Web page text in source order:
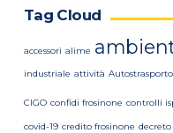
Tag Cloud
accessori alime
industriale attività Autostrasporto
CIGO confidi frosinone controlli
covid-19 credito frosinone